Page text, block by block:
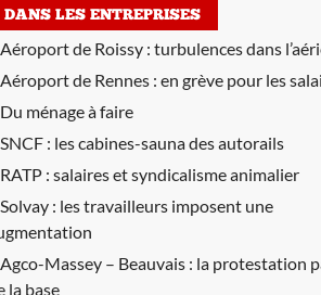
DANS LES ENTREPRISES
Aéroport de Roissy : turbulences dans
Aéroport de Rennes : en grève pour les
Du ménage à faire
SNCF : les cabines-sauna des autorails
RATP : salaires et syndicalisme animalier
Solvay : les travailleurs imposent une
Agco-Massey – Beauvais : la protestation
la base